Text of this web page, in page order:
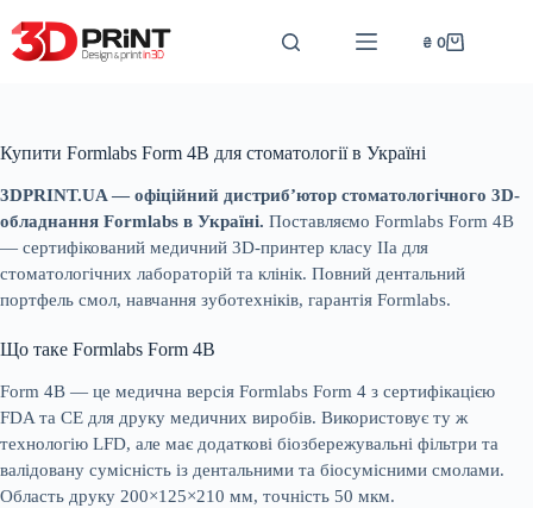
до
вмісту
Кошик
₴ 0
Купити Formlabs Form 4B для стоматології в Україні
3DPRINT.UA — офіційний дистриб’ютор стоматологічного 3D-
обладнання Formlabs в Україні. Поставляємо Formlabs Form 4B
— сертифікований медичний 3D-принтер класу IIa для
стоматологічних лабораторій та клінік. Повний дентальний
портфель смол, навчання зуботехніків, гарантія Formlabs.
Що таке Formlabs Form 4B
Form 4B — це медична версія Formlabs Form 4 з сертифікацією
FDA та СE для друку медичних виробів. Використовує ту ж
технологію LFD, але має додаткові біозбережувальні фільтри та
валідовану сумісність із дентальними та біосумісними смолами.
Область друку 200×125×210 мм, точність 50 мкм.